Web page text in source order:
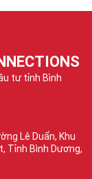
tư tỉnh Bình
Lê Duẩn, Khu
Tỉnh Bình Dương,